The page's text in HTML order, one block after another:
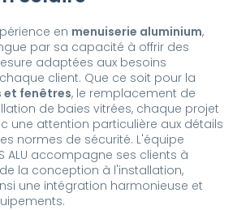
en menuiserie aluminium,
par sa capacité à offrir des
adaptées aux besoins
client. Que ce soit pour la
et fenêtres, le remplacement de
de baies vitrées, chaque projet
une attention particulière aux détails
normes de sécurité. L'équipe
ALU accompagne ses clients à
la conception à l'installation,
une intégration harmonieuse et